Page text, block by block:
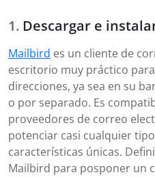
Descargar e
Mailbird es un cliente de
escritorio muy práctico
direcciones, ya sea en su
o por separado. Es
proveedores de correo
potenciar casi cualquier
características únicas.
Mailbird para posponer un